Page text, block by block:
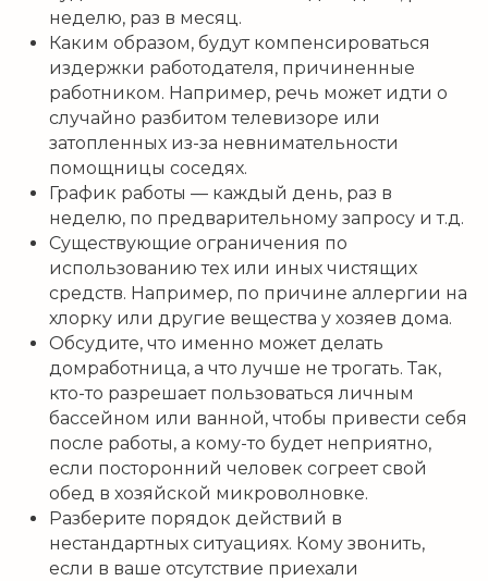
неделю, раз в месяц.
Каким образом, будут компенсироваться
издержки работодателя, причиненные
работником. Например, речь может идти о
случайно разбитом телевизоре или
затопленных из-за невнимательности
помощницы соседях.
График работы — каждый день, раз в
неделю, по предварительному запросу и т.д.
Существующие ограничения по
использованию тех или иных чистящих
средств. Например, по причине аллергии на
хлорку или другие вещества у хозяев дома.
Обсудите, что именно может делать
домработница, а что лучше не трогать. Так,
кто-то разрешает пользоваться личным
бассейном или ванной, чтобы привести себя
после работы, а кому-то будет неприятно,
если посторонний человек согреет свой
обед в хозяйской микроволновке.
Разберите порядок действий в
нестандартных ситуациях. Кому звонить,
если в ваше отсутствие приехали